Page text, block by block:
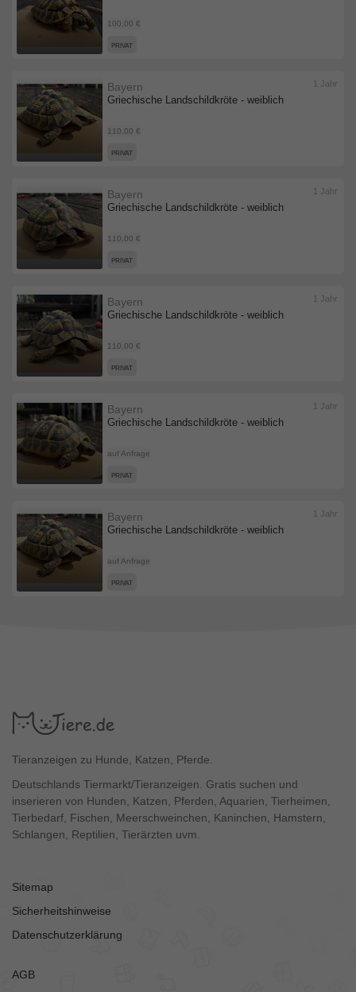
100,00 €
PRIVAT
Griechische Landschildkröte - weiblich
Bayern
110,00 €
1 Jahr
PRIVAT
Griechische Landschildkröte - weiblich
Bayern
110,00 €
1 Jahr
PRIVAT
Griechische Landschildkröte - weiblich
Bayern
110,00 €
1 Jahr
PRIVAT
Griechische Landschildkröte - weiblich
Bayern
auf Anfrage
1 Jahr
PRIVAT
Griechische Landschildkröte - weiblich
Bayern
auf Anfrage
1 Jahr
PRIVAT
Tieranzeigen zu Hunde, Katzen, Pferde.
Deutschlands Tiermarkt/Tieranzeigen. Gratis suchen und
inserieren von Hunden, Katzen, Pferden, Aquarien, Tierheimen,
Tierbedarf, Fischen, Meerschweinchen, Kaninchen, Hamstern,
Schlangen, Reptilien, Tierärzten uvm.
Sitemap
Sicherheitshinweise
Datenschutzerklärung
AGB